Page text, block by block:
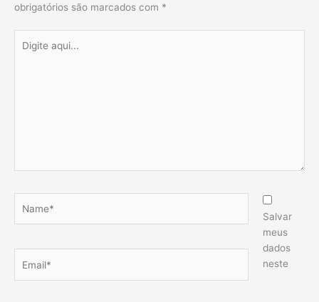
obrigatórios são marcados com *
aqui...
Salvar
meus
dados
neste